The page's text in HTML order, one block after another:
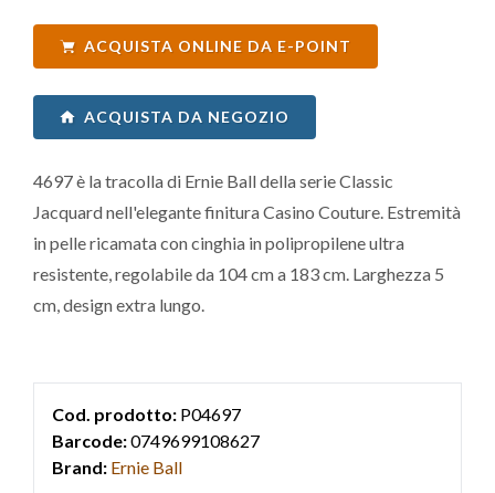
ACQUISTA ONLINE DA E-POINT
ACQUISTA DA NEGOZIO
4697 è la tracolla di Ernie Ball della serie Classic
Jacquard nell'elegante finitura Casino Couture. Estremità
in pelle ricamata con cinghia in polipropilene ultra
resistente, regolabile da 104 cm a 183 cm. Larghezza 5
cm, design extra lungo.
Cod. prodotto: P04697
Barcode:0749699108627
Brand: Ernie Ball